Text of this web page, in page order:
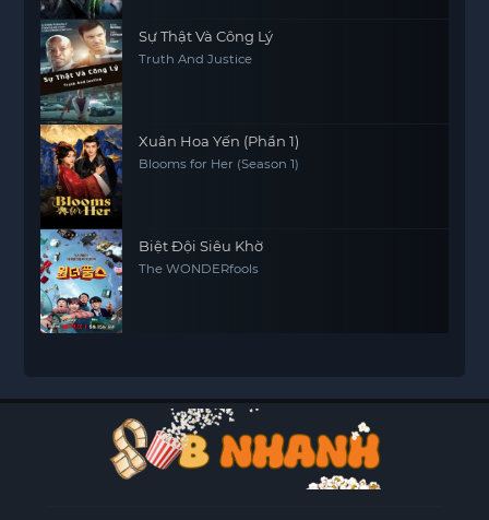
Sự Thật Và Công Lý
Truth And Justice
Xuân Hoa Yến (Phần 1)
Blooms for Her (Season 1)
Biệt Đội Siêu Khờ
The WONDERfools